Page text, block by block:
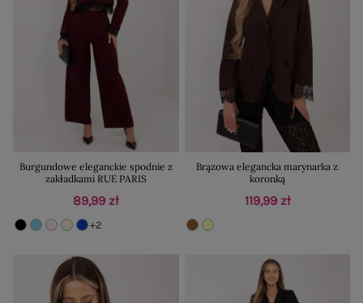
Burgundowe eleganckie spodnie z
zakładkami RUE PARIS
89,99 zł
+2
Brązowa elegancka marynarka z
koronką
119,99 zł